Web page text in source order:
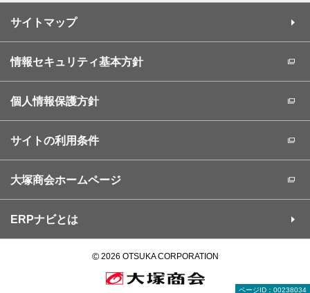
ページID：00238034
サイトマップ
情報セキュリティ基本方針
個人情報保護方針
サイトの利用条件
大塚商会ホームページ
ERPナビとは
©2026 OTSUKA CORPORATION